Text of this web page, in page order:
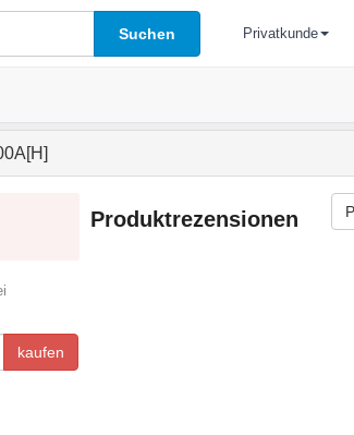
Suchen Privatkunde
kaufen
Produktrezensionen